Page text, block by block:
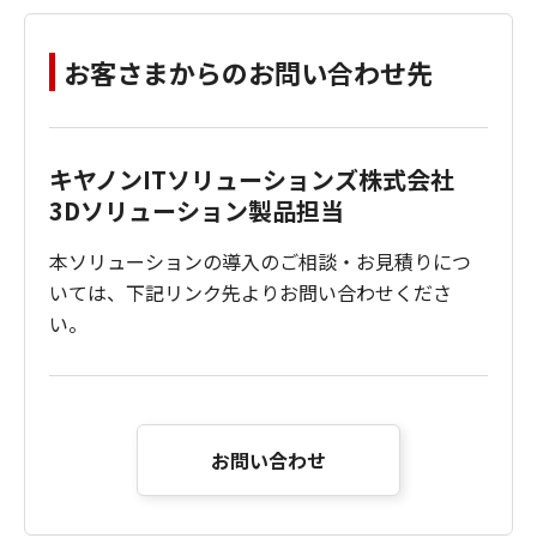
お客さまからのお問い合わせ先
キヤノンITソリューションズ株式会社
3Dソリューション製品担当
本ソリューションの導入のご相談・お見積りにつ
いては、下記リンク先よりお問い合わせくださ
い。
お問い合わせ